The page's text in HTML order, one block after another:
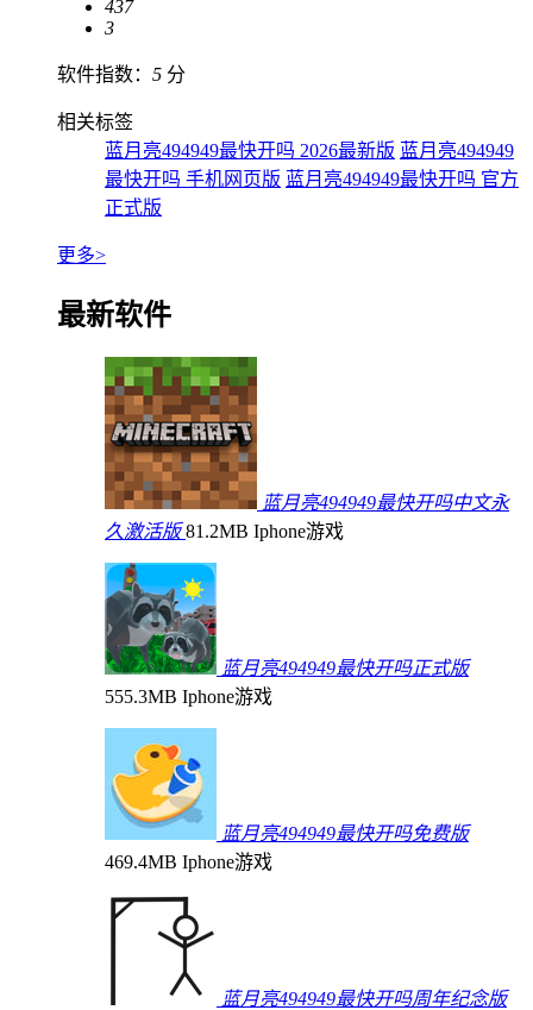
437
3
软件指数： 5 分
相关标签
蓝月亮494949最快开吗 2026最新版 蓝月亮494949
最快开吗 手机网页版 蓝月亮494949最快开吗 官方
正式版
更多>
最新软件
蓝月亮494949最快开吗中文永
久激活版 81.2MB Iphone游戏
蓝月亮494949最快开吗正式版
555.3MB Iphone游戏
蓝月亮494949最快开吗免费版
469.4MB Iphone游戏
蓝月亮494949最快开吗周年纪念版